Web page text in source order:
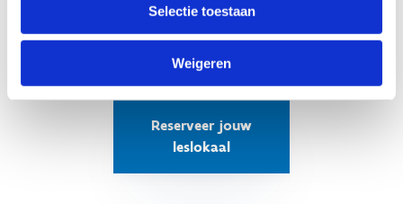
Selectie toestaan
Weigeren
Reserveer jouw
leslokaal